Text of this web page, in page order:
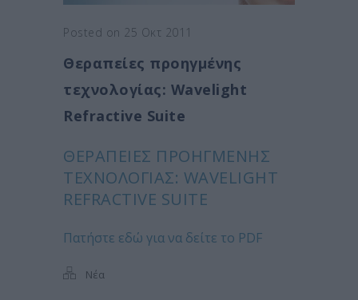
Posted on 25 Οκτ 2011
Θεραπείες προηγμένης
τεχνολογίας: Wavelight
Refractive Suite
ΘΕΡΑΠΕΊΕΣ ΠΡΟΗΓΜΈΝΗΣ
ΤΕΧΝΟΛΟΓΊΑΣ: WAVELIGHT
REFRACTIVE SUITE
Πατήστε εδώ για να δείτε το PDF
Νέα